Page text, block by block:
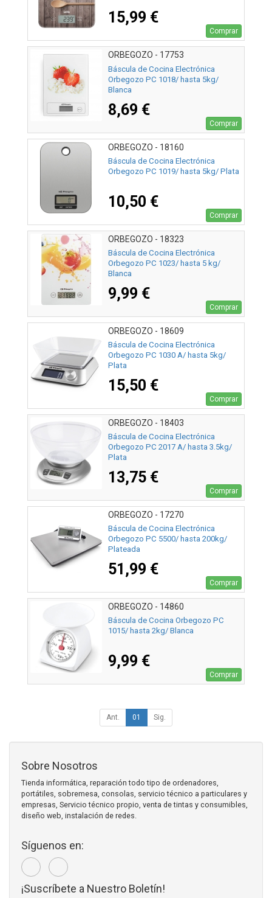
15,99 €
Comprar
ORBEGOZO - 17753
Báscula de Cocina Electrónica
Orbegozo PC 1018/ hasta 5kg/
Blanca
8,69 €
Comprar
ORBEGOZO - 18160
Báscula de Cocina Electrónica
Orbegozo PC 1019/ hasta 5kg/ Plata
10,50 €
Comprar
ORBEGOZO - 18323
Báscula de Cocina Electrónica
Orbegozo PC 1023/ hasta 5 kg/
Blanca
9,99 €
Comprar
ORBEGOZO - 18609
Báscula de Cocina Electrónica
Orbegozo PC 1030 A/ hasta 5kg/
Plata
15,50 €
Comprar
ORBEGOZO - 18403
Báscula de Cocina Electrónica
Orbegozo PC 2017 A/ hasta 3.5kg/
Plata
13,75 €
Comprar
ORBEGOZO - 17270
Báscula de Cocina Electrónica
Orbegozo PC 5500/ hasta 200kg/
Plateada
51,99 €
Comprar
ORBEGOZO - 14860
Báscula de Cocina Orbegozo PC
1015/ hasta 2kg/ Blanca
9,99 €
Comprar
Ant. 01 Sig.
Sobre Nosotros
Tienda informática, reparación todo tipo de ordenadores,
portátiles, sobremesa, consolas, servicio técnico a particulares y
empresas, Servicio técnico propio, venta de tintas y consumibles,
diseño web, instalación de redes.
Síguenos en:
¡Suscríbete a Nuestro Boletín!